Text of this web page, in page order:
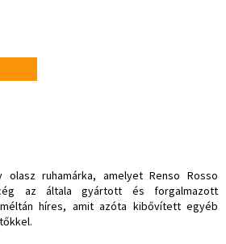
ruhamárka, amelyet Renso Rosso
az általa gyártott és forgalmazott
híres, amit azóta kibővített egyéb